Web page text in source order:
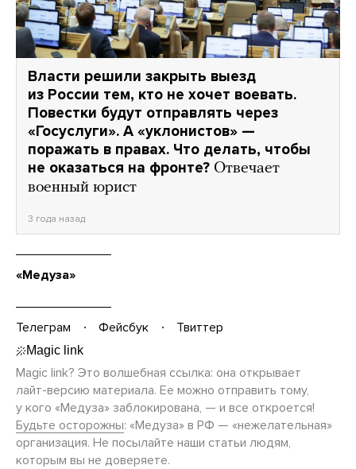
Власти решили закрыть выезд
из России тем, кто не хочет воевать.
Повестки будут отправлять через
«Госуслуги». А «уклонистов» —
поражать в правах. Что делать, чтобы
не оказаться на фронте? Отвечает
военный юрист
3 года назад
«Медуза»
Телеграм Фейсбук Твиттер
Magic link? Это волшебная ссылка: она открывает
лайт-версию материала. Ее можно отправить тому,
у кого «Медуза» заблокирована, — и все откроется!
Будьте осторожны: «Медуза» в РФ — «нежелательная»
организация. Не посылайте наши статьи людям,
которым вы не доверяете.